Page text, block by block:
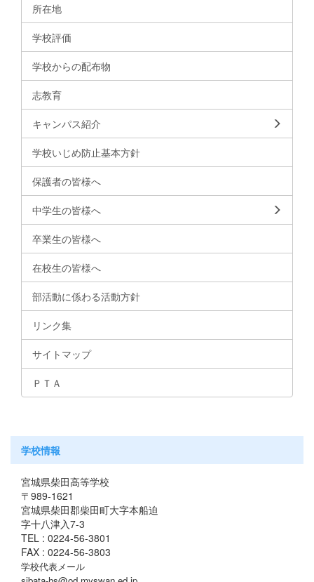
所在地
学校評価
学校からの配布物
志教育
キャンパス紹介
学校いじめ防止基本方針
保護者の皆様へ
中学生の皆様へ
卒業生の皆様へ
在校生の皆様へ
部活動に係わる活動方針
リンク集
サイトマップ
ＰＴＡ
学校情報
宮城県柴田高等学校
〒989-1621
宮城県柴田郡柴田町大字本船迫
字十八津入7-3
TEL : 0224-56-3801
FAX : 0224-56-3803
学校代表メール